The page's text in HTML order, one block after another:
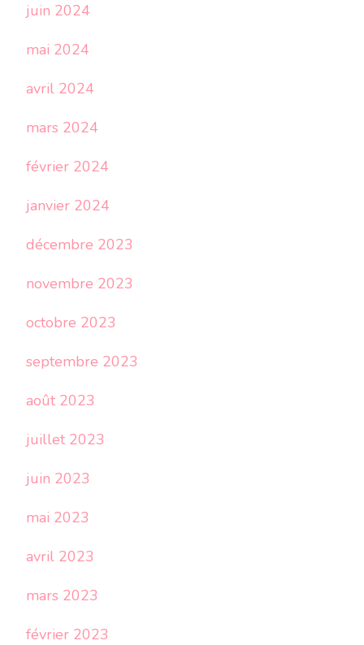
juin 2024
mai 2024
avril 2024
mars 2024
février 2024
janvier 2024
décembre 2023
novembre 2023
octobre 2023
septembre 2023
août 2023
juillet 2023
juin 2023
mai 2023
avril 2023
mars 2023
février 2023